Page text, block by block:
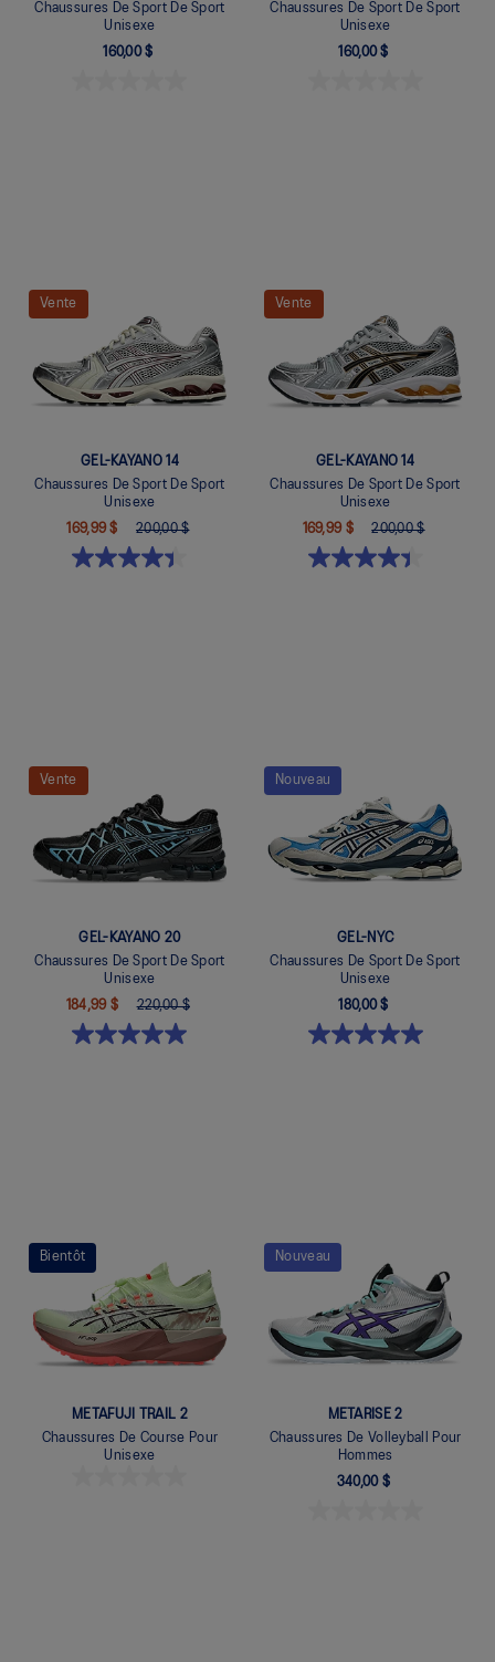
Chaussures De Sport De Sport
Unisexe
160,00 $
Quickview
Chaussures De Sport De Sport
Unisexe
160,00 $
Quickview
Vente
GEL-KAYANO 14
Chaussures De Sport De Sport
Unisexe
169,99 $
200,00 $
Quickview
Vente
GEL-KAYANO 14
Chaussures De Sport De Sport
Unisexe
169,99 $
200,00 $
Quickview
Vente
GEL-KAYANO 20
Chaussures De Sport De Sport
Unisexe
184,99 $
220,00 $
Quickview
Nouveau
GEL-NYC
Chaussures De Sport De Sport
Unisexe
180,00 $
Quickview
Bientôt
METAFUJI TRAIL 2
Chaussures De Course Pour
Unisexe
Nouveau
METARISE 2
Chaussures De Volleyball Pour
Hommes
340,00 $